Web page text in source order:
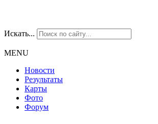
Искать...
MENU
Новости
Результаты
Карты
Фото
Форум